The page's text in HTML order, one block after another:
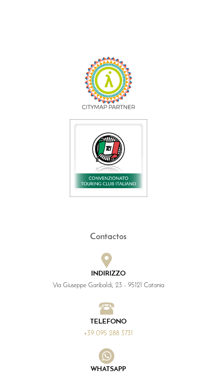
Contactos
INDIRIZZO
Via Giuseppe Garibaldi, 23 - 95121 Catania
TELEFONO
+39 095 288 3731
WHATSAPP